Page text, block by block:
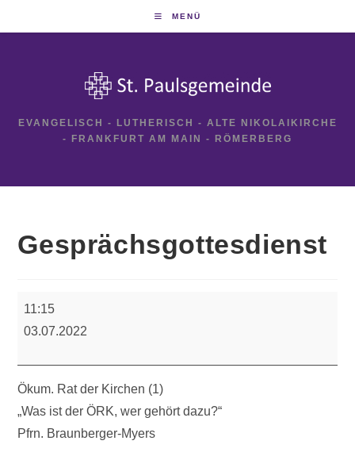
MENÜ
EVANGELISCH - LUTHERISCH - ALTE NIKOLAIKIRCHE
- FRANKFURT AM MAIN - RÖMERBERG
Gesprächsgottesdienst
11:15
03.07.2022
Ökum. Rat der Kirchen (1)
„Was ist der ÖRK, wer gehört dazu?“
Pfrn. Braunberger-Myers